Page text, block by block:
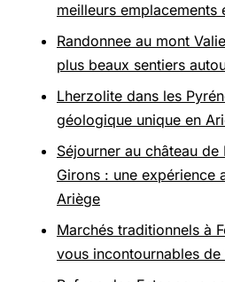
meilleurs emplacements
Randonnee au mont
plus beaux sentiers
Lherzolite dans les
géologique unique en
Séjourner au château
Girons : une expérience
Ariège
Marchés traditionnels à
vous incontournables de